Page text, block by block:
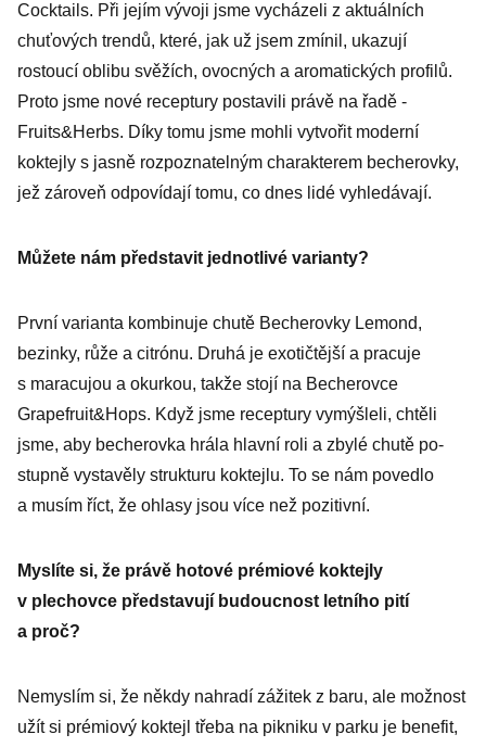
Cocktails. Při jejím vývoji jsme vycházeli z aktuál­ních
chuťových trendů, které, jak už jsem zmínil, ukazují
rostoucí oblibu svěžích, ovocných a aromatických profilů.
Proto jsme nové receptury postavili právě na řadě ­
Fruits&Herbs. Díky tomu jsme mohli vytvořit moderní
koktejly s jasně rozpoznatelným charakterem becherovky,
jež zároveň odpovídají tomu, co dnes lidé vyhledávají.
Můžete nám představit jednotlivé varianty?
První varianta kombinuje chutě Becherovky Lemond,
bezinky, růže a citrónu. Druhá je exotičtější a pracuje
s maracujou a okurkou, takže stojí na Becherovce
Grapefruit&Hops. Když jsme receptury vymýšleli, chtěli
jsme, aby becherovka hrála hlavní roli a zbylé chutě po­
stupně vystavěly strukturu koktejlu. To se nám povedlo
a musím říct, že ohlasy jsou více než pozitivní.
Myslíte si, že právě hotové prémiové koktejly
v plechovce představují budoucnost letního pití
a proč?
Nemyslím si, že někdy nahradí zážitek z baru, ale možnost
užít si prémiový koktejl třeba na pikniku v parku je benefit,